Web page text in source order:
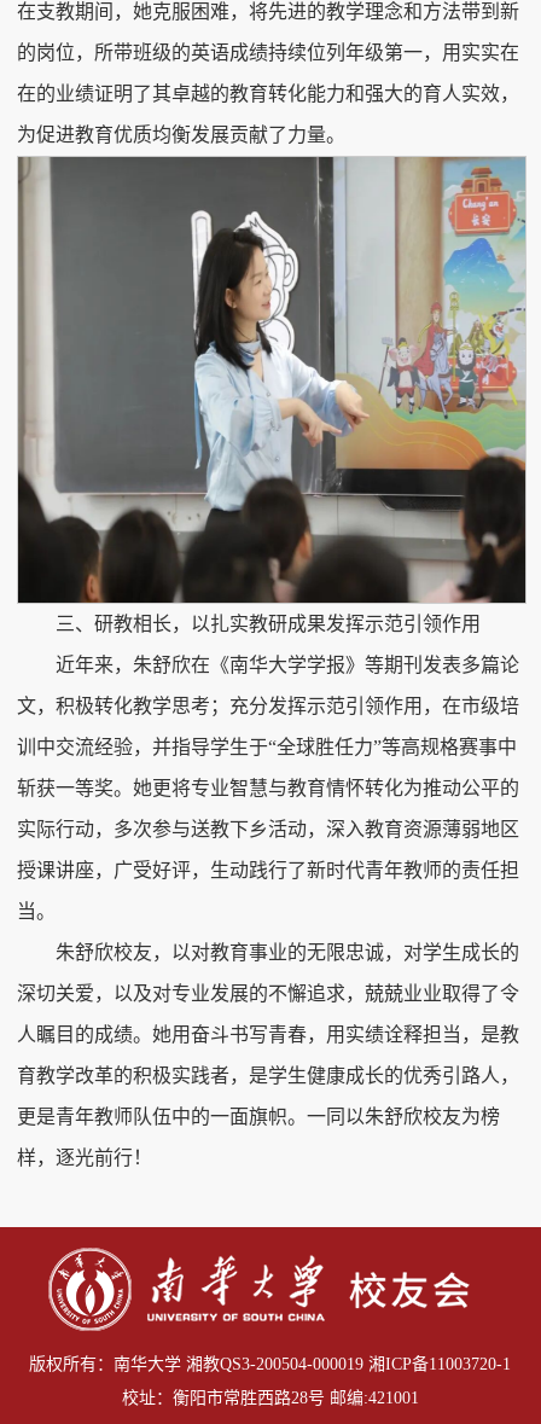
在支教期间，她克服困难，将先进的教学理念和方法带到新
的岗位，所带班级的英语成绩持续位列年级第一，用实实在
在的业绩证明了其卓越的教育转化能力和强大的育人实效，
为促进教育优质均衡发展贡献了力量。
三、研教相长，以扎实教研成果发挥示范引领作用
近年来，朱舒欣在《南华大学学报》等期刊发表多篇论
文，积极转化教学思考；充分发挥示范引领作用，在市级培
训中交流经验，并指导学生于“全球胜任力”等高规格赛事中
斩获一等奖。她更将专业智慧与教育情怀转化为推动公平的
实际行动，多次参与送教下乡活动，深入教育资源薄弱地区
授课讲座，广受好评，生动践行了新时代青年教师的责任担
当。
朱舒欣校友，以对教育事业的无限忠诚，对学生成长的
深切关爱，以及对专业发展的不懈追求，兢兢业业取得了令
人瞩目的成绩。她用奋斗书写青春，用实绩诠释担当，是教
育教学改革的积极实践者，是学生健康成长的优秀引路人，
更是青年教师队伍中的一面旗帜。一同以朱舒欣校友为榜
样，逐光前行！
版权所有：南华大学 湘教QS3-200504-000019湘ICP备11003720-1
校址：衡阳市常胜西路28号 邮编:421001